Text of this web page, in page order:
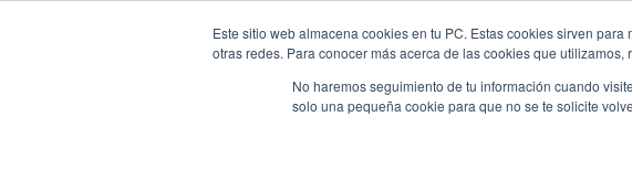
Este sitio web almacena cookies en tu PC. Estas cookies sirven
otras redes. Para conocer más acerca de las cookies que
No haremos seguimiento de tu información cuando
solo una pequeña cookie para que no se te solicite